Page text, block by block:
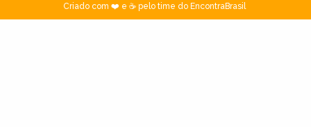
Criado com ❤️ e ☕ pelo time do EncontraBrasil